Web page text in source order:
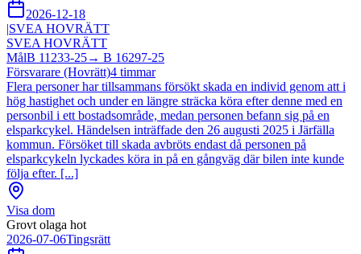
2026-12-18
|SVEA HOVRÄTT
SVEA HOVRÄTT
MålB 11233-25→ B 16297-25
Försvarare (Hovrätt)4 timmar
Flera personer har tillsammans försökt skada en individ genom att i
hög hastighet och under en längre sträcka köra efter denne med en
personbil i ett bostadsområde, medan personen befann sig på en
elsparkcykel. Händelsen inträffade den 26 augusti 2025 i Järfälla
kommun. Försöket till skada avbröts endast då personen på
elsparkcykeln lyckades köra in på en gångväg där bilen inte kunde
följa efter. [...]
Visa dom
Grovt olaga hot
2026-07-06Tingsrätt